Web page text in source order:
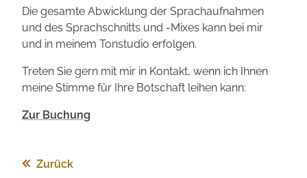
Die gesamte Abwicklung der Sprach­aufnahmen
und des Sprach­schnitts und -Mixes kann bei mir
und in meinem Tonstudio erfolgen.
Treten Sie gern mit mir in Kontakt, wenn ich Ihnen
meine Stimme für Ihre Botschaft leihen kann:
Zur Buchung
Zurück